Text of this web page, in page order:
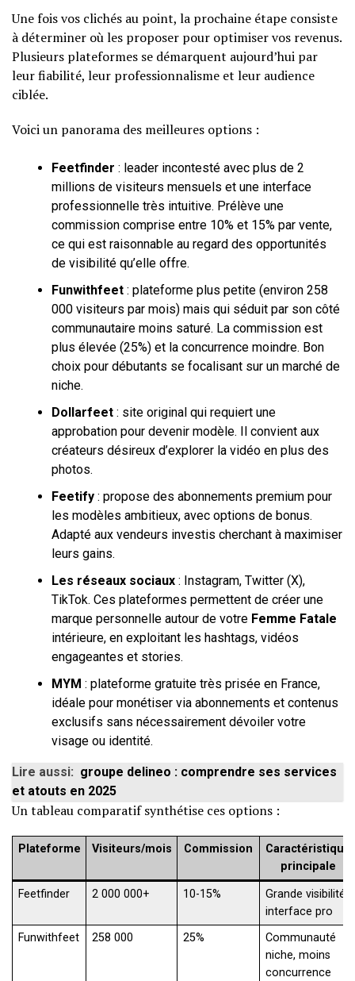
Une fois vos clichés au point, la prochaine étape consiste
à déterminer où les proposer pour optimiser vos revenus.
Plusieurs plateformes se démarquent aujourd’hui par
leur fiabilité, leur professionnalisme et leur audience
ciblée.
Voici un panorama des meilleures options :
Feetfinder : leader incontesté avec plus de 2
millions de visiteurs mensuels et une interface
professionnelle très intuitive. Prélève une
commission comprise entre 10% et 15% par vente,
ce qui est raisonnable au regard des opportunités
de visibilité qu’elle offre.
Funwithfeet : plateforme plus petite (environ 258
000 visiteurs par mois) mais qui séduit par son côté
communautaire moins saturé. La commission est
plus élevée (25%) et la concurrence moindre. Bon
choix pour débutants se focalisant sur un marché de
niche.
Dollarfeet : site original qui requiert une
approbation pour devenir modèle. Il convient aux
créateurs désireux d’explorer la vidéo en plus des
photos.
Feetify : propose des abonnements premium pour
les modèles ambitieux, avec options de bonus.
Adapté aux vendeurs investis cherchant à maximiser
leurs gains.
Les réseaux sociaux : Instagram, Twitter (X),
TikTok. Ces plateformes permettent de créer une
marque personnelle autour de votre Femme Fatale
intérieure, en exploitant les hashtags, vidéos
engageantes et stories.
MYM : plateforme gratuite très prisée en France,
idéale pour monétiser via abonnements et contenus
exclusifs sans nécessairement dévoiler votre
visage ou identité.
Lire aussi: groupe delineo : comprendre ses services
et atouts en 2025
Un tableau comparatif synthétise ces options :
Plateforme Visiteurs/mois Commission
Caractéristique
principale
Feetfinder 2 000 000+ 10-15%
Grande visibilité,
interface pro
Funwithfeet
258 000 25%
Communauté
niche, moins
concurrence